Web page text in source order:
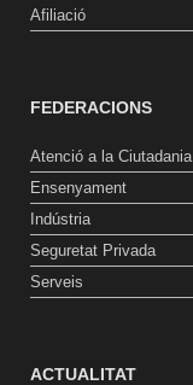
Afiliació
FEDERACIONS
Atenció a la Ciutadania
Ensenyament
Indústria
Seguretat Privada
Serveis
ACTUALITAT